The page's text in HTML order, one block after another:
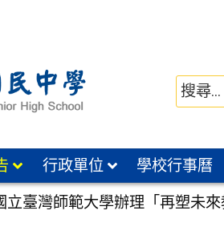
行政單位 學校行事曆
立臺灣師範大學辦理「再塑未